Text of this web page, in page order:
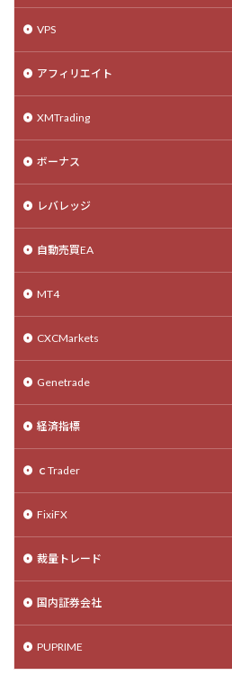
VPS
アフィリエイト
XMTrading
ボーナス
レバレッジ
自動売買EA
MT4
CXCMarkets
Genetrade
経済指標
ｃTrader
FixiFX
裁量トレード
国内証券会社
PUPRIME